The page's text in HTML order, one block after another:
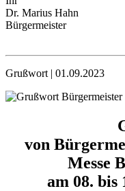
Dr. Marius Hahn
Bürgermeister
Grußwort | 01.09.2023
von
Messe
am 08. bis